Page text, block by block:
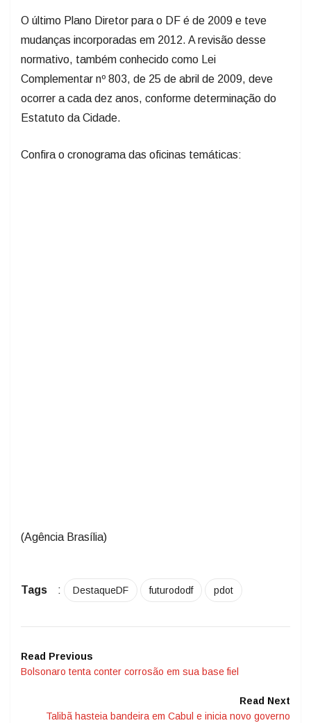
O último Plano Diretor para o DF é de 2009 e teve
mudanças incorporadas em 2012. A revisão desse
normativo, também conhecido como Lei
Complementar nº 803, de 25 de abril de 2009, deve
ocorrer a cada dez anos, conforme determinação do
Estatuto da Cidade.
Confira o cronograma das oficinas temáticas:
(Agência Brasília)
Tags : DestaqueDF futurododf pdot
Read Previous
Bolsonaro tenta conter corrosão em sua base fiel
Read Next
Talibã hasteia bandeira em Cabul e inicia novo governo